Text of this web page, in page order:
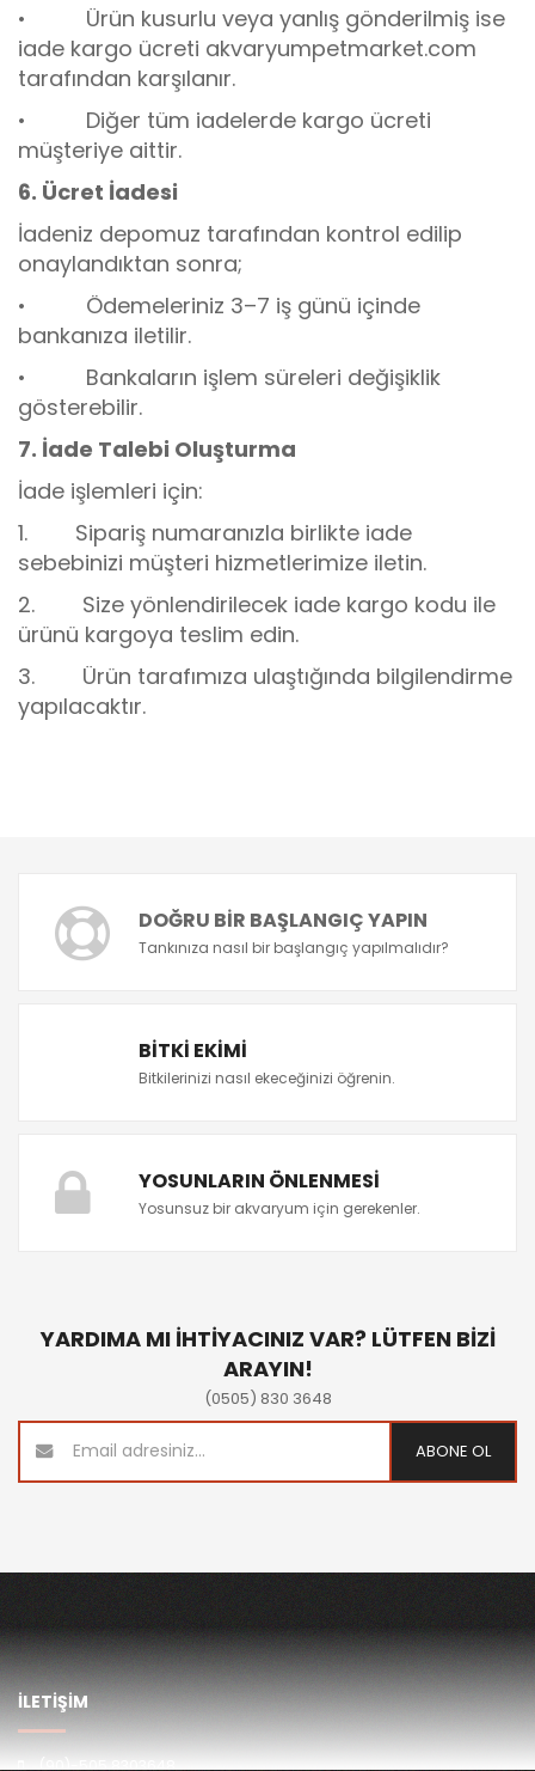
• Ürün kusurlu veya yanlış gönderilmiş ise
iade kargo ücreti akvaryumpetmarket.com
tarafından karşılanır.
• Diğer tüm iadelerde kargo ücreti
müşteriye aittir.
6. Ücret İadesi
İadeniz depomuz tarafından kontrol edilip
onaylandıktan sonra;
• Ödemeleriniz 3–7 iş günü içinde
bankanıza iletilir.
• Bankaların işlem süreleri değişiklik
gösterebilir.
7. İade Talebi Oluşturma
İade işlemleri için:
1. Sipariş numaranızla birlikte iade
sebebinizi müşteri hizmetlerimize iletin.
2. Size yönlendirilecek iade kargo kodu ile
ürünü kargoya teslim edin.
3. Ürün tarafımıza ulaştığında bilgilendirme
yapılacaktır.
DOĞRU BIR BAŞLANGIÇ YAPIN
Tankınıza nasıl bir başlangıç yapılmalıdır?
BITKI EKIMI
Bitkilerinizi nasıl ekeceğinizi öğrenin.
YOSUNLARIN ÖNLENMESI
Yosunsuz bir akvaryum için gerekenler.
YARDIMA MI İHTİYACINIZ VAR? LÜTFEN BİZİ
ARAYIN!
(0505) 830 3648
ABONE OL
İLETİŞİM
(90)-505 8303648